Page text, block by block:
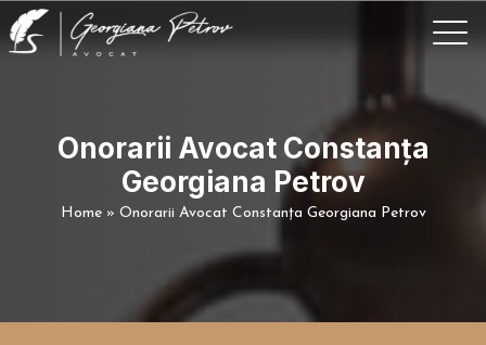
Onorarii Avocat Constanța
Georgiana Petrov
Home» Onorarii Avocat Constanța Georgiana Petrov